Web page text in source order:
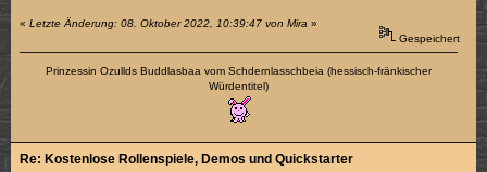
«Letzte Änderung: 08. Oktober 2022, 10:39:47 von Mira »
Gespeichert
Prinzessin Ozullds Buddlasbaa vom Schdernlasschbeia (hessisch-fränkischer
Würdentitel)
Re: Kostenlose Rollenspiele, Demos und Quickstarter